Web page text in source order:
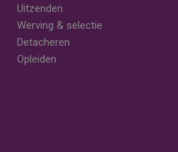
Uitzenden
Werving & selectie
Detacheren
Opleiden